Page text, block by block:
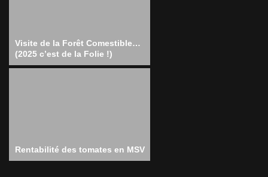
Visite de la Forêt Comestible…
(2025 c’est de la Folie !)
Rentabilité des tomates en MSV